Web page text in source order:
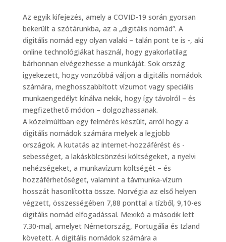
Az egyik kifejezés, amely a COVID-19 során gyorsan
bekerült a szótárunkba, az a „digitális nomád”. A
digitális nomád egy olyan valaki – talán pont te is -, aki
online technológiákat használ, hogy gyakorlatilag
bárhonnan elvégezhesse a munkáját. Sok ország
igyekezett, hogy vonzóbbá váljon a digitális nomádok
számára, meghosszabbított vízumot vagy speciális
munkaengedélyt kínálva nekik, hogy így távolról – és
megfizethető módon – dolgozhassanak.
A közelmúltban egy felmérés készült, arról hogy a
digitális nomádok számára melyek a legjobb
országok. A kutatás az internet-hozzáférést és -
sebességet, a lakáskölcsönzési költségeket, a nyelvi
nehézségeket, a munkavízum költségét – és
hozzáférhetőséget, valamint a távmunka-vízum
hosszát hasonlította össze. Norvégia az első helyen
végzett, összességében 7,88 ponttal a tízből, 9,10-es
digitális nomád elfogadással. Mexikó a második lett
7.30-mal, amelyet Németország, Portugália és Izland
követett. A digitális nomádok számára a